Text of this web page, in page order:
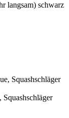
langsam) schwarz